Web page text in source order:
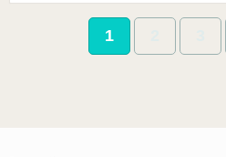
Pagination
Current
page
1